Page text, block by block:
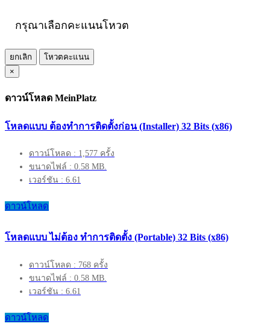
กรุณาเลือกคะแนนโหวต
ยกเลิก
โหวตคะแนน
×
ดาวน์โหลด MeinPlatz
โหลดแบบ ต้องทำการติดตั้งก่อน (Installer) 32 Bits (x86)
ดาวน์โหลด : 1,577 ครั้ง
ขนาดไฟล์ : 0.58 MB.
เวอร์ชัน : 6.61
ดาวน์โหลด
โหลดแบบ ไม่ต้อง ทำการติดตั้ง (Portable) 32 Bits (x86)
ดาวน์โหลด : 768 ครั้ง
ขนาดไฟล์ : 0.58 MB.
เวอร์ชัน : 6.61
ดาวน์โหลด